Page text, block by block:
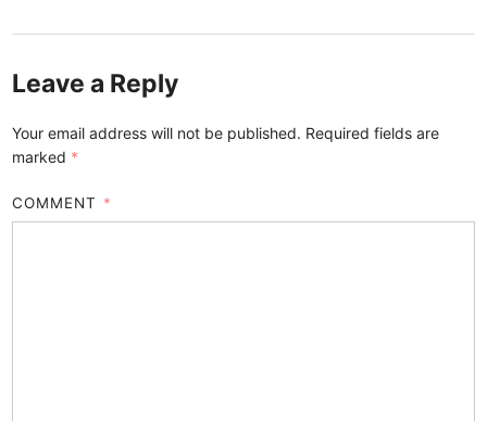
Leave a Reply
Your email address will not be published. Required fields are
marked *
COMMENT *